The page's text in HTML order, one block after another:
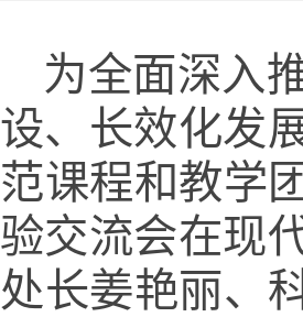
为全面深入
设、长效化发
范课程和教学
验交流会在现
处长姜艳丽、